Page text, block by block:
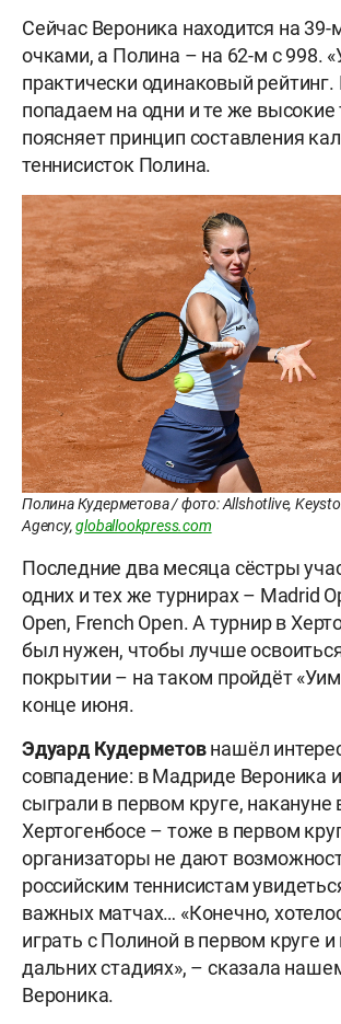
Сейчас Вероника находится на 39-
очками, а Полина – на 62-м с 998.
практически одинаковый
попадаем на одни и те же высокие
поясняет принцип составления
теннисисток Полина.
Полина Кудерметова / фото: Allshotlive,
Agency,globallookpress.com
Последние два месяца сёстры
одних и тех же турнирах – Madrid
Open, French Open. А турнир в
был нужен, чтобы лучше
покрытии – на таком пройдёт
конце июня.
Эдуард Кудерметовнашёл
совпадение: в Мадриде Вероника
сыграли в первом круге, накануне
Хертогенбосе – тоже в первом
организаторы не дают
российским теннисистам
важных матчах… «Конечно,
играть с Полиной в первом круге
дальних стадиях», – сказала
Вероника.